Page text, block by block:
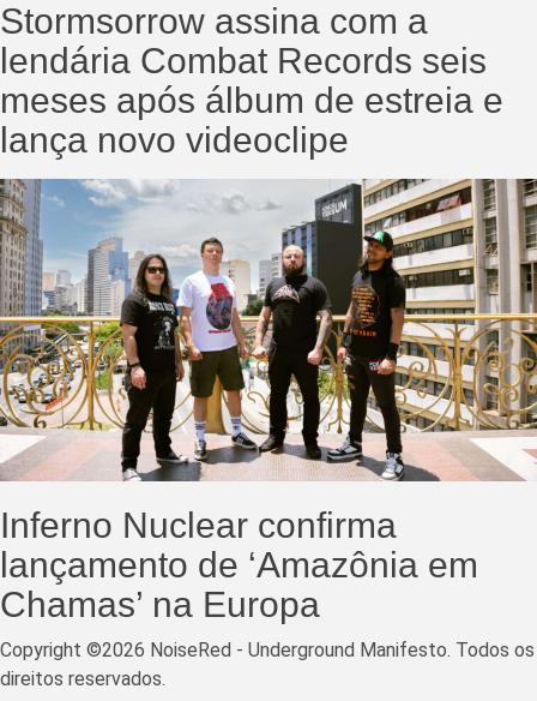
Stormsorrow assina com a
lendária Combat Records seis
meses após álbum de estreia e
lança novo videoclipe
Inferno Nuclear confirma
lançamento de ‘Amazônia em
Chamas’ na Europa
Copyright ©2026 NoiseRed - Underground Manifesto. Todos os
direitos reservados.